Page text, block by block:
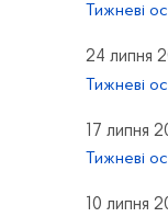
Тижневі
24 липня
Тижневі
17 липня
Тижневі
10 липня